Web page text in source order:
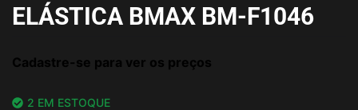
ELÁSTICA BMAX BM-F1046
Cadastre-se para ver os preços
2 EM ESTOQUE